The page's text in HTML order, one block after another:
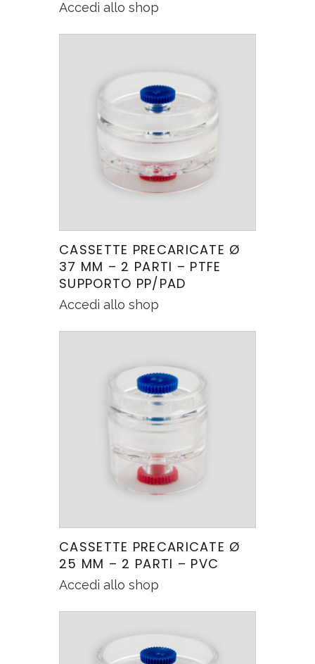
Accedi allo shop
CASSETTE PRECARICATE Ø
37 MM – 2 PARTI – PTFE
SUPPORTO PP/PAD
Accedi allo shop
CASSETTE PRECARICATE Ø
25 MM – 2 PARTI – PVC
Accedi allo shop